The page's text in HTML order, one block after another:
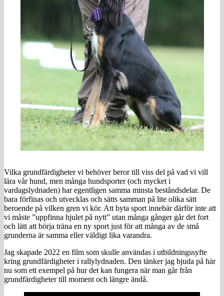
Vilka grundfärdigheter vi behöver beror till viss del på vad vi vill
lära vår hund, men många hundsporter (och mycket i
vardagslydnaden) har egentligen samma minsta beståndsdelar. De
bara förfinas och utvecklas och sätts samman på lite olika sätt
beroende på vilken gren vi kör. Att byta sport innebär därför inte att
vi måste ”uppfinna hjulet på nytt” utan många gånger går det fort
och lätt att börja träna en ny sport just för att många av de små
grunderna är samma eller väldigt lika varandra.
Jag skapade 2022 en film som skulle användas i utbildningssyfte
kring grundfärdigheter i rallylydnaden. Den tänker jag bjuda på här
nu som ett exempel på hur det kan fungera när man går från
grundfärdigheter till moment och längre ändå.